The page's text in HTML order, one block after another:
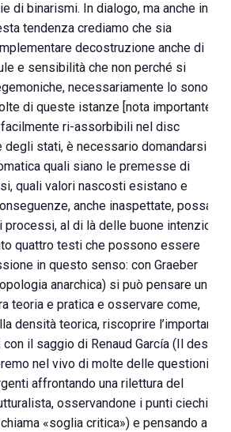
di binarismi. In dialogo, ma anche in
tendenza crediamo che sia
decostruzione anche di
e sensibilità che non perché si
necessariamente lo sono. In
di queste istanze [nota importante]
ri-assorbibili nel disc
stati, è necessario domandarsi in
quali siano le premesse di
quali valori nascosti esistano e
anche inaspettate, possano
al di là delle buone intenzioni.
quattro testi che possono essere
in questo senso: con Graeber
anarchica) si può pensare un
teoria e pratica e osservare come,
densità teorica, riscoprire l’importanza
il saggio di Renaud García (Il deserto
nel vivo di molte delle questioni
affrontando una rilettura del
osservandone i punti ciechi
«soglia critica») e pensando a